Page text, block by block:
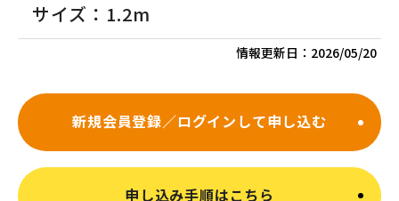
サイズ：1.2m
情報更新日： 2026/05/20
新規会員登録／ログインして申し込む
申し込み手順はこちら